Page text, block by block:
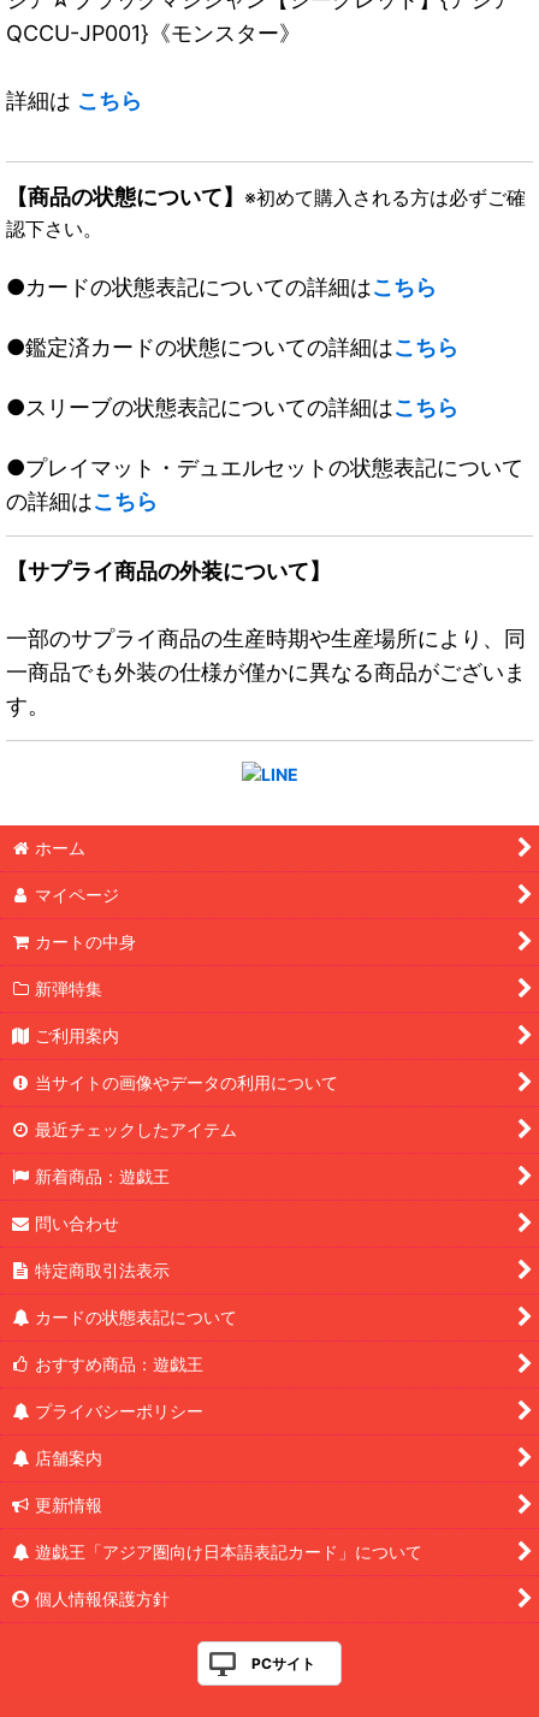
QCCU-JP001}《モンスター》
詳細は こちら
【商品の状態について】 ※初めて購入される方は必ずご確
認下さい。
●カードの状態表記についての詳細はこちら
●鑑定済カードの状態についての詳細はこちら
●スリーブの状態表記についての詳細はこちら
●プレイマット・デュエルセットの状態表記について
の詳細はこちら
【サプライ商品の外装について】
一部のサプライ商品の生産時期や生産場所により、同
一商品でも外装の仕様が僅かに異なる商品がございま
す。
ホーム
マイページ
カートの中身
新弾特集
ご利用案内
当サイトの画像やデータの利用について
最近チェックしたアイテム
新着商品：遊戯王
問い合わせ
特定商取引法表示
カードの状態表記について
おすすめ商品：遊戯王
プライバシーポリシー
店舗案内
更新情報
遊戯王「アジア圏向け日本語表記カード」について
個人情報保護方針
PCサイト